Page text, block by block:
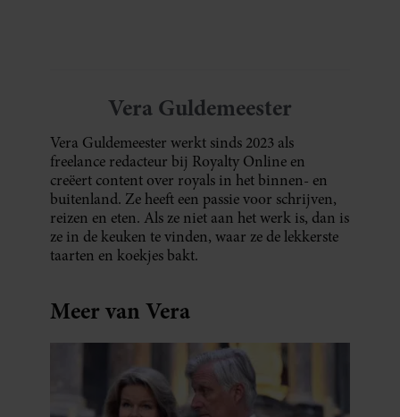
Vera Guldemeester
Vera Guldemeester werkt sinds 2023 als
freelance redacteur bij Royalty Online en
creëert content over royals in het binnen- en
buitenland. Ze heeft een passie voor schrijven,
reizen en eten. Als ze niet aan het werk is, dan is
ze in de keuken te vinden, waar ze de lekkerste
taarten en koekjes bakt.
Meer van Vera